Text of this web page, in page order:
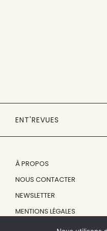
ENT'REVUES
À PROPOS
NOUS CONTACTER
NEWSLETTER
MENTIONS LÉGALES